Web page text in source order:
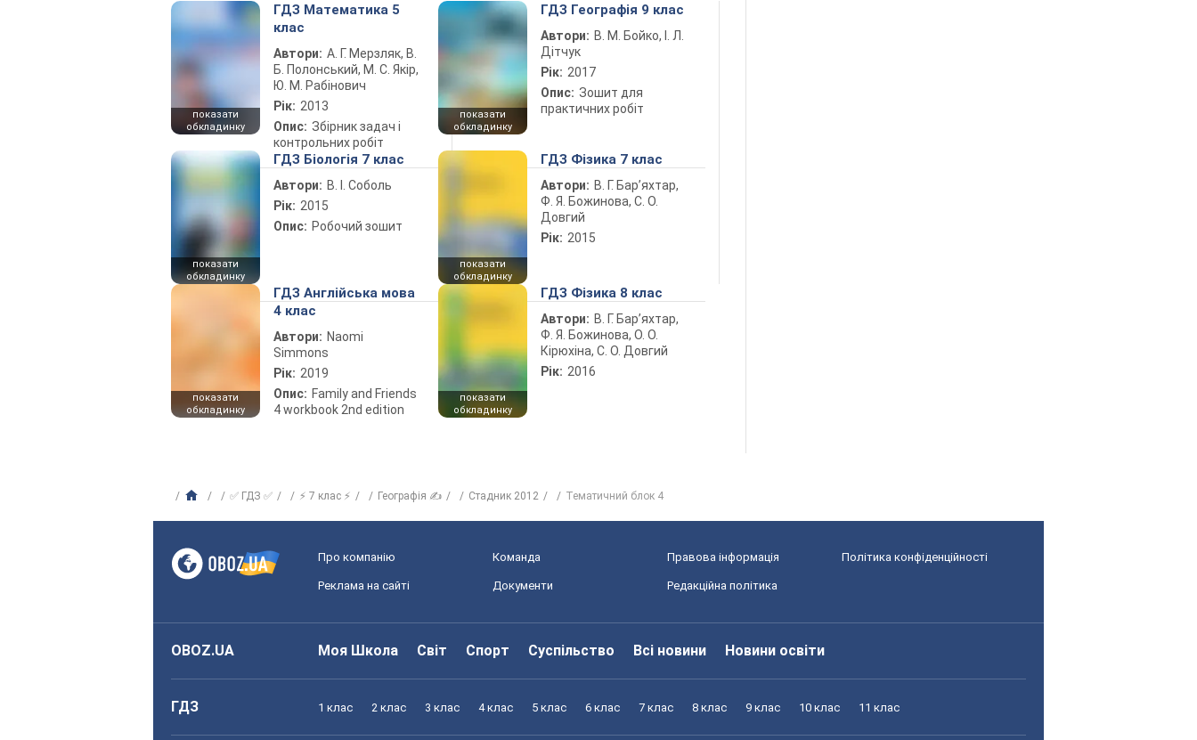
показати
обкладинку
ГДЗ Математика 5
клас
Автори: А. Г. Мерзляк, В.
Б. Полонський, М. С. Якір,
Ю. М. Рабінович
Рік: 2013
Опис: Збірник задач і
контрольних робіт
показати
обкладинку
ГДЗ Географія 9 клас
Автори: В. М. Бойко, І. Л.
Дітчук
Рік: 2017
Опис: Зошит для
практичних робіт
показати
обкладинку
ГДЗ Біологія 7 клас
Автори: В. І. Соболь
Рік: 2015
Опис: Робочий зошит
показати
обкладинку
ГДЗ Фізика 7 клас
Автори: В. Г. Бар’яхтар,
Ф. Я. Божинова, С. О.
Довгий
Рік: 2015
показати
обкладинку
ГДЗ Англійська мова
4 клас
Автори: Naomi
Simmons
Рік: 2019
Опис: Family and Friends
4 workbook 2nd edition
показати
обкладинку
ГДЗ Фізика 8 клас
Автори: В. Г. Бар’яхтар,
Ф. Я. Божинова, О. О.
Кірюхіна, С. О. Довгий
Рік: 2016
✅ ГДЗ ✅ ⚡ 7 клас ⚡ Географія ✍ Стадник 2012 Тематичний блок 4
Про компанію Команда Правова інформація Політика конфіденційності
Реклама на сайті Документи Редакційна політика
OBOZ.UA Моя Школа Світ Спорт Суспільство Всі новини Новини освіти
ГДЗ 1 клас 2 клас 3 клас 4 клас 5 клас 6 клас 7 клас 8 клас 9 клас 10 клас 11 клас